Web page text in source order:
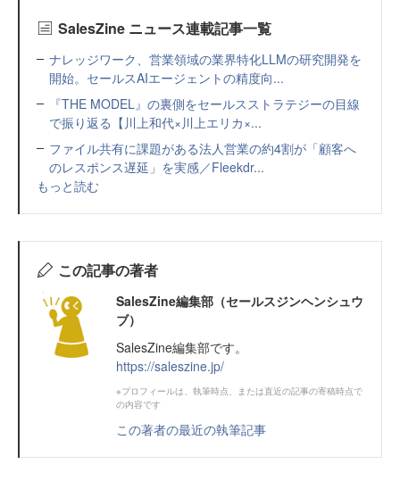
SalesZine ニュース連載記事一覧
ナレッジワーク、営業領域の業界特化LLMの研究開発を
開始。セールスAIエージェントの精度向...
『THE MODEL』の裏側をセールスストラテジーの目線
で振り返る【川上和代×川上エリカ×...
ファイル共有に課題がある法人営業の約4割が「顧客へ
のレスポンス遅延」を実感／Fleekdr...
もっと読む
この記事の著者
SalesZine編集部（セールスジンヘンシュウ
ブ）
SalesZine編集部です。
https://saleszine.jp/
※プロフィールは、執筆時点、または直近の記事の寄稿時点で
の内容です
この著者の最近の執筆記事